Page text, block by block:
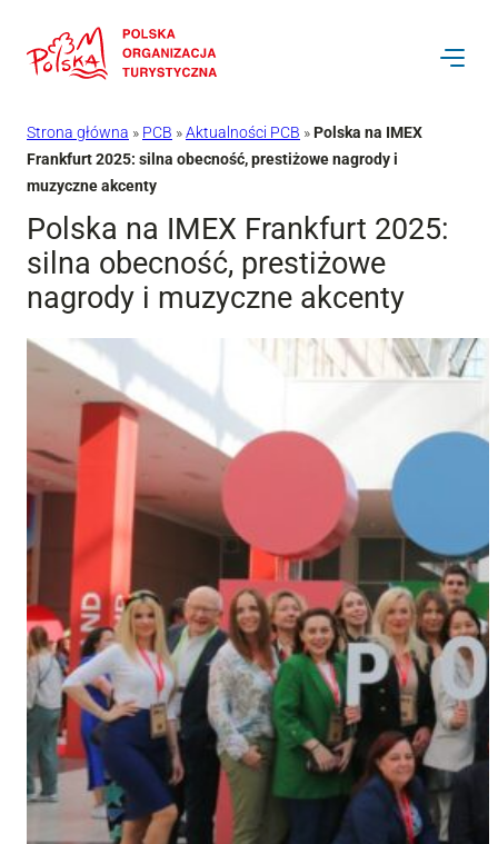
do
Strona główna » PCB »Aktualności PCB »Polska na IMEX
Frankfurt 2025: silna obecność, prestiżowe nagrody i
muzyczne akcenty
Polska na IMEX Frankfurt 2025:
silna obecność, prestiżowe
nagrody i muzyczne akcenty